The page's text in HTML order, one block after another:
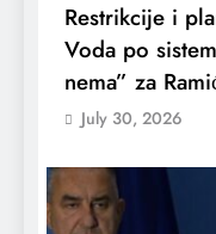
Restrikcije i
Voda po
nema” za
July 30, 2026